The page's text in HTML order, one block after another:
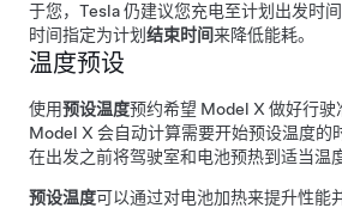
于您，Tesla 仍建议您充电至计划出发时
时间指定为计划 结束时间来降低能耗。
温度预设
使用预设温度预约希望 Model X 做好行驶
Model X 会自动计算需要开始预设温度的
在出发之前将驾驶室和电池预热到适当温度
预设温度可以通过对电池加热来提升性能